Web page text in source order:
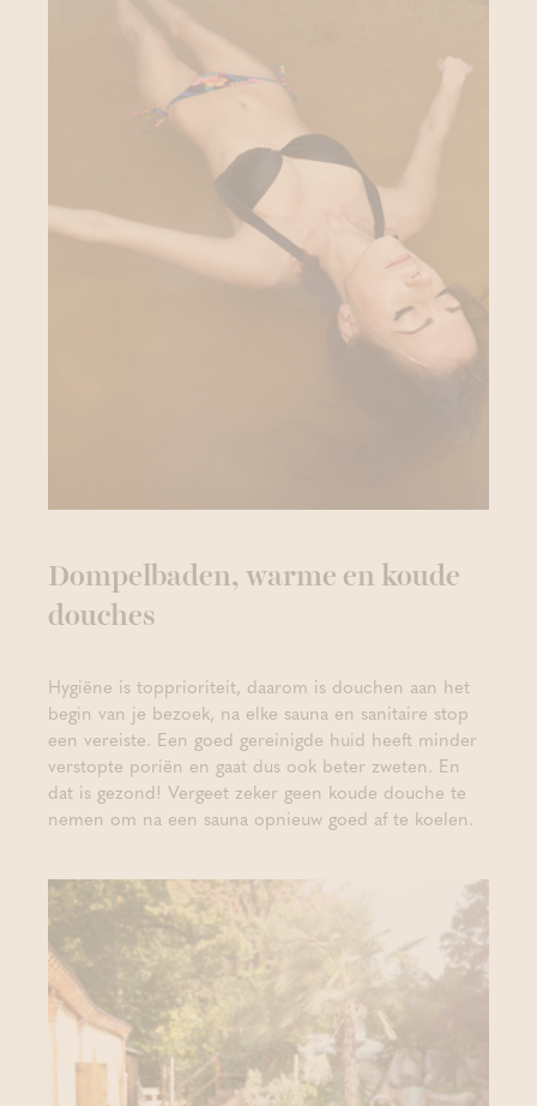
Dompelbaden, warme en koude
douches
Hygiëne is topprioriteit, daarom is douchen aan het
begin van je bezoek, na elke sauna en sanitaire stop
een vereiste. Een goed gereinigde huid heeft minder
verstopte poriën en gaat dus ook beter zweten. En
dat is gezond! Vergeet zeker geen koude douche te
nemen om na een sauna opnieuw goed af te koelen.